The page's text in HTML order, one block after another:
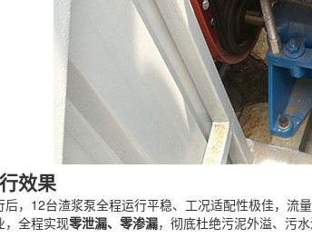
效果
后，12台渣浆泵全程运行平稳、工况适配性极佳，流
，全程实现零泄漏、零渗漏，彻底杜绝污泥外溢、污